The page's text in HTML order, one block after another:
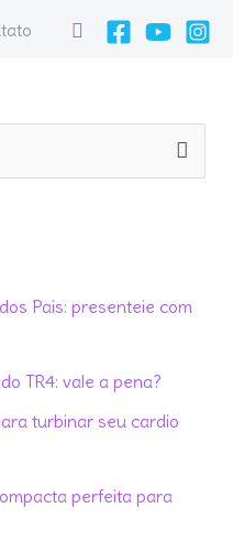
Pesquisar
Pais: presenteie com
TR4: vale a pena?
turbinar seu cardio
perfeita para